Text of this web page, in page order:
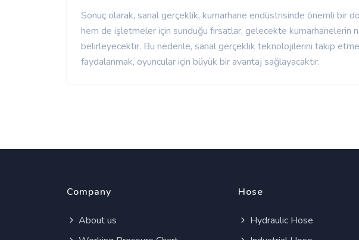
Sonuç olarak, sanal gerçeklik, kumarhane endüstrisinde önemli bir
hem de işletmeler için sunduğu fırsatlar, gelecekte kumarhanelerin
belirleyecektir. Bu nedenle, sanal gerçeklik teknolojilerini takip
faydalanmak, oyuncular için büyük bir avantaj sağlayacaktır.
Company
About us
Hose
Hydraulic Hose